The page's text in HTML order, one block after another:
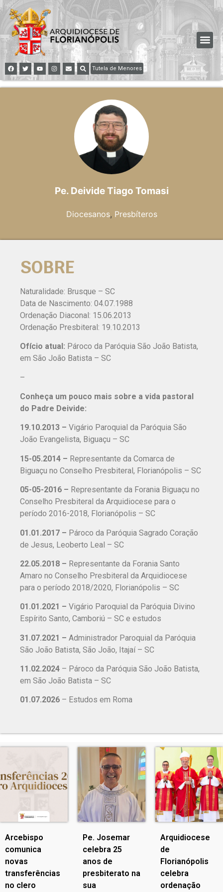
Tutela de Menores
Pe. Deivide Tiago Tomasi
Diocesanos, Presbíteros
SOBRE
Naturalidade: Brusque – SC
Data de Nascimento: 04.07.1988
Ordenação Diaconal: 15.06.2013
Ordenação Presbiteral: 19.10.2013
Ofício atual: Pároco da Paróquia São João Batista,
em São João Batista – SC
–
Conheça um pouco mais sobre a vida pastoral
do Padre Deivide:
19.10.2013 – Vigário Paroquial da Paróquia São
João Evangelista, Biguaçu – SC
15-05.2014 – Representante da Comarca de
Biguaçu no Conselho Presbiteral, Florianópolis – SC
05-05-2016 – Representante da Forania Biguaçu no
Conselho Presbiteral da Arquidiocese para o
período 2016-2018, Florianópolis – SC
01.01.2017 – Pároco da Paróquia Sagrado Coração
de Jesus, Leoberto Leal – SC
22.05.2018 – Representante da Forania Santo
Amaro no Conselho Presbiteral da Arquidiocese
para o período 2018/2020, Florianópolis – SC
01.01.2021 – Vigário Paroquial da Paróquia Divino
Espírito Santo, Camboriú – SC e estudos
31.07.2021 – Administrador Paroquial da Paróquia
São João Batista, São João, Itajaí – SC
11.02.2024 – Pároco da Paróquia São João Batista,
em São João Batista – SC
01.07.2026 – Estudos em Roma
Arcebispo
comunica
novas
transferências
no clero
Pe. Josemar
celebra 25
anos de
presbiterato na
sua
Arquidiocese
de
Florianópolis
celebra
ordenação